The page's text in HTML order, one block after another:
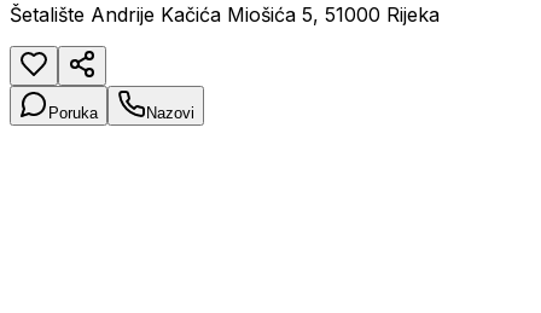
Šetalište Andrije Kačića Miošića 5, 51000 Rijeka
Poruka Nazovi